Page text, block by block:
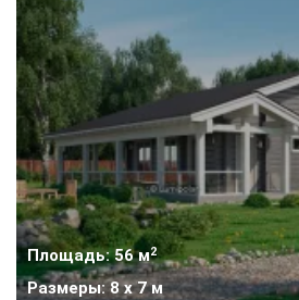
Площадь: 56 м2
Размеры: 8 х 7 м